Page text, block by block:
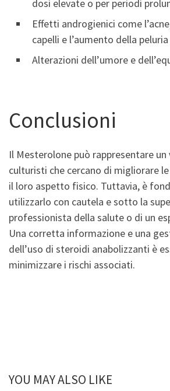
dosi elevate o per periodi
Effetti androgienici come
capelli e l’aumento della
Alterazioni dell’umore e
Conclusioni
Il Mesterolone può rappresentare
culturisti che cercano di migliorare
il loro aspetto fisico. Tuttavia, è
utilizzarlo con cautela e sotto la
professionista della salute o di un
Una corretta informazione e una
dell’uso di steroidi anabolizzanti è
minimizzare i rischi associati.
YOU MAY ALSO LIKE